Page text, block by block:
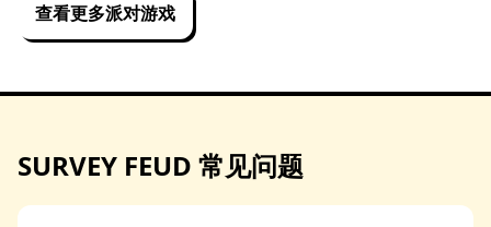
查看更多派对游戏
SURVEY FEUD 常见问题